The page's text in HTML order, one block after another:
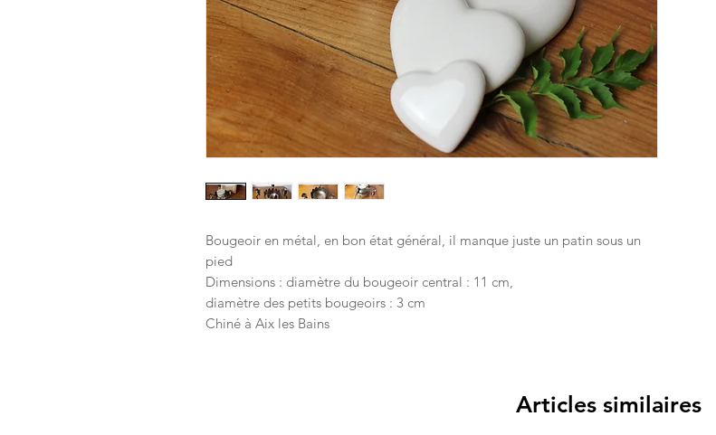
Bougeoir en métal, en bon état général, il manque juste un patin sous un
pied
Dimensions : diamètre du bougeoir central : 11 cm,
diamètre des petits bougeoirs : 3 cm
Chiné à Aix les Bains
Articles similaires